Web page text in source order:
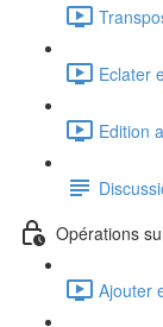
Eclater
Edition
Opérations
Ajouter